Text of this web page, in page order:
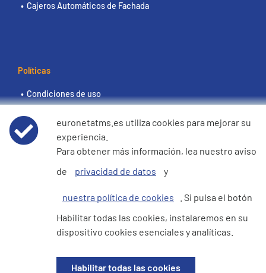
Cajeros Automáticos de Fachada
Políticas
Condiciones de uso
Aviso de privacidad de datos
Política de cookies
trata de seres humanos
Sitio del inversor
euronetatms.es utiliza cookies para mejorar su
experiencia.
Para obtener más información, lea nuestro aviso
de
privacidad de datos y
nuestra política de cookies
. Si pulsa el botón
Habilitar todas las cookies, instalaremos en su
dispositivo cookies esenciales y analíticas.
Habilitar todas las cookies